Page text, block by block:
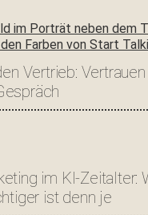
Vertrieb:
im KI-Zeitalter:
ist denn je